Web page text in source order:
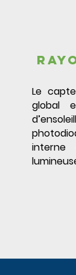
Le
global
interne